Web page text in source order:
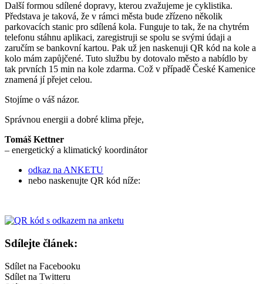
Další formou sdílené dopravy, kterou zvažujeme je cyklistika.
Představa je taková, že v rámci města bude zřízeno několik
parkovacích stanic pro sdílená kola. Funguje to tak, že na chytrém
telefonu stáhnu aplikaci, zaregistruji se spolu se svými údaji a
zaručím se bankovní kartou. Pak už jen naskenuji QR kód na kole a
kolo mám zapůjčené. Tuto službu by dotovalo město a nabídlo by
tak prvních 15 min na kole zdarma. Což v případě České Kamenice
znamená jí přejet celou.
Stojíme o váš názor.
Správnou energii a dobré klima přeje,
Tomáš Kettner
– energetický a klimatický koordinátor
odkaz na ANKETU
nebo naskenujte QR kód níže:
Sdílejte článek:
Sdílet na Facebooku
Sdílet na Twitteru